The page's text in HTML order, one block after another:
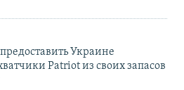
Украине
Patriot из своих запасов